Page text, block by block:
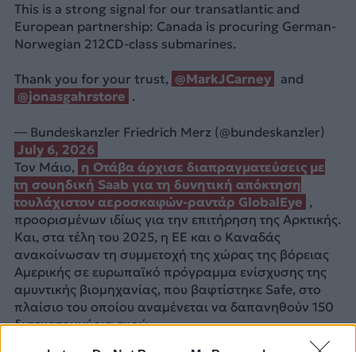
This is a strong signal for our transatlantic and
European partnership: Canada is procuring German-
Norwegian 212CD-class submarines.
Thank you for your trust, @MarkJCarney
and
@jonasgahrstore .
— Bundeskanzler Friedrich Merz (@bundeskanzler)
July 6, 2026
Τον Μάιο, η Οτάβα άρχισε διαπραγματεύσεις με
τη σουηδική Saab για τη δυνητική απόκτηση
τουλάχιστον αεροσκαφών-ραντάρ GlobalEye ,
προορισμένων ιδίως για την επιτήρηση της Αρκτικής.
Και, στα τέλη του 2025, η ΕΕ και ο Καναδάς
ανακοίνωσαν τη συμμετοχή της χώρας της βόρειας
Αμερικής σε ευρωπαϊκό πρόγραμμα ενίσχυσης της
αμυντικής βιομηχανίας, που βαφτίστηκε Safe, στο
πλαίσιο του οποίου αναμένεται να δαπανηθούν 150
δισεκατομμύρια ευρώ.